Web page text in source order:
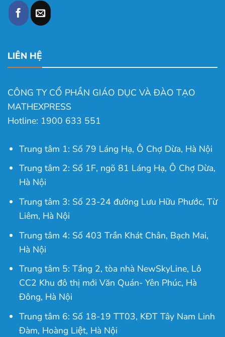
LIÊN HỆ
CÔNG TY CỔ PHẦN GIÁO DỤC VÀ ĐÀO TẠO
MATHEXPRESS
Hotline: 1900 633 551
Trung tâm 1: Số 79 Láng Hạ, Ô Chợ Dừa, Hà Nội
Trung tâm 2: Số 1F, ngõ 81 Láng Hạ, Ô Chợ Dừa,
Hà Nội
Trung tâm 3: Số 23-24 đường Lưu Hữu Phước, Từ
Liêm, Hà Nội
Trung tâm 4: Số 403 Trần Khát Chân, Bạch Mai,
Hà Nội
Trung tâm 5: Tầng 2, tòa nhà NewSkyLine, Lô
CC2 Khu đô thị mới Văn Quán- Yên Phúc, Hà
Đông, Hà Nội
Trung tâm 6: Số 18-19 TT03, KĐT Tây Nam Linh
Đàm, Hoàng Liệt, Hà Nội